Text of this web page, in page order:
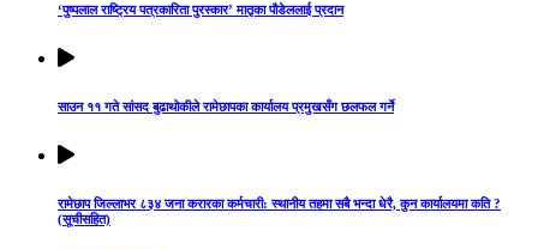
‘पुष्पलाल राष्ट्रिय पत्रकारिता पुरस्कार’ मातृका पौडेललाई प्रदान
साउन ११ गते सांसद बुढाथोकीले रामेछापका कार्यालय प्रमुखसँग छलफल गर्ने
रामेछाप जिल्लाभर ८३४ जना करारका कर्मचारी: स्थानीय तहमा सबै भन्दा धेरै, कुन कार्यालयमा कति ?
(सूचीसहित)